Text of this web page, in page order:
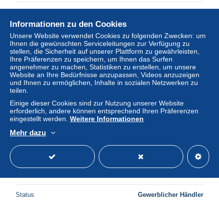
11 Les Gorges de Galamus Cubières sur Cinoble Saint
Paul de Fenouillet (Scan R/V) N° 29 \MS9001
Status Gewerblicher Händler
Informationen zu den Cookies
Unsere Website verwendet Cookies zu folgenden Zwecken: um
Ihnen die gewünschten Serviceleitungen zur Verfügung zu
stellen, die Sicherheit auf unserer Plattform zu gewährleisten,
Ihre Präferenzen zu speichern, um Ihnen das Surfen
angenehmer zu machen, Statistiken zu erstellen, um unsere
Website an Ihre Bedürfnisse anzupassen, Videos anzuzeigen
und Ihnen zu ermöglichen, Inhalte in sozialen Netzwerken zu
teilen.
Einige dieser Cookies sind zur Nutzung unserer Website
erforderlich, andere können entsprechend Ihren Präferenzen
eingestellt werden. Weitere Informationen
Mehr dazu